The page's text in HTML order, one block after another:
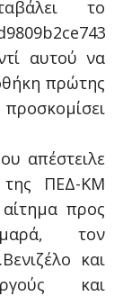
το
αυτού να
πρώτης
απέστειλε
της ΠΕΔ-ΚΜ
προς
τον
και
και